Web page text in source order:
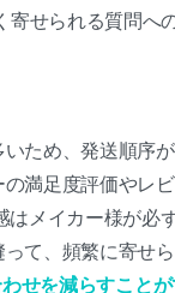
寄せられる質問へ
ため、発送順序
満足度評価やレ
メイカー様が必
て、頻繁に寄せ
せを減らすこと